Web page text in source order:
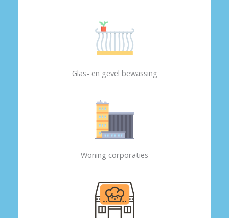
Glas- en gevel bewassing
Woning corporaties